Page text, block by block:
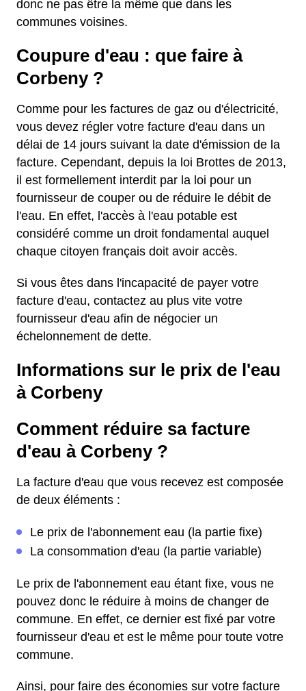
donc ne pas être la même que dans les
communes voisines.
Coupure d'eau : que faire à
Corbeny ?
Comme pour les factures de gaz ou d'électricité,
vous devez régler votre facture d'eau dans un
délai de 14 jours suivant la date d'émission de la
facture. Cependant, depuis la loi Brottes de 2013,
il est formellement interdit par la loi pour un
fournisseur de couper ou de réduire le débit de
l'eau. En effet, l'accès à l'eau potable est
considéré comme un droit fondamental auquel
chaque citoyen français doit avoir accès.
Si vous êtes dans l'incapacité de payer votre
facture d'eau, contactez au plus vite votre
fournisseur d'eau afin de négocier un
échelonnement de dette.
Informations sur le prix de l'eau
à Corbeny
Comment réduire sa facture
d'eau à Corbeny ?
La facture d'eau que vous recevez est composée
de deux éléments :
Le prix de l'abonnement eau (la partie fixe)
La consommation d'eau (la partie variable)
Le prix de l'abonnement eau étant fixe, vous ne
pouvez donc le réduire à moins de changer de
commune. En effet, ce dernier est fixé par votre
fournisseur d'eau et est le même pour toute votre
commune.
Ainsi, pour faire des économies sur votre facture